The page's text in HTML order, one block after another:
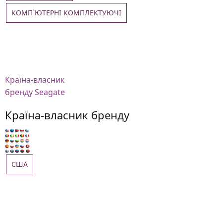
КОМП`ЮТЕРНІ КОМПЛЕКТУЮЧІ
Країна-власник
бренду Seagate
Країна-власник бренду
США